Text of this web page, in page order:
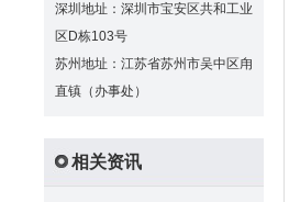
深圳地址：深圳市宝安区共和工业
区D栋103号
苏州地址：江苏省苏州市吴中区甪
直镇（办事处）
相关资讯